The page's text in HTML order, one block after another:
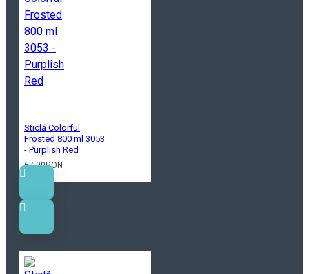
Sticlă Colorful
Frosted 800 ml 3053
- Purplish Red
67.00RON